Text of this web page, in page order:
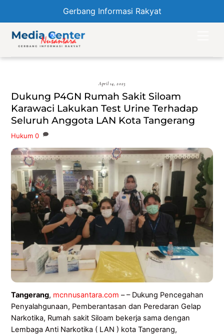
Gerbang Informasi Rakyat
content
April 14, 2023
Dukung P4GN Rumah Sakit Siloam
Karawaci Lakukan Test Urine Terhadap
Seluruh Anggota LAN Kota Tangerang
Hukum 0
Tangerang, mcnnusantara.com – – Dukung Pencegahan
Penyalahgunaan, Pemberantasan dan Peredaran Gelap
Narkotika, Rumah sakit Siloam bekerja sama dengan
Lembaga Anti Narkotika ( LAN ) kota Tangerang,